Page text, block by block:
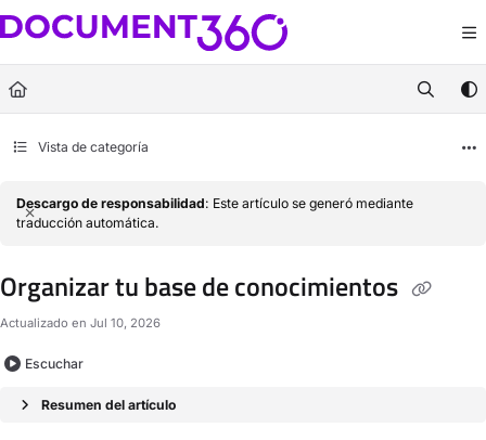
Documentation Index
Fetch the complete documentation index at:https://docs.document360.com/
Use this file to discover all available pages before exploring further.
Vista de categoría
Descargo de responsabilidad: Este artículo se generó mediante
traducción automática.
Organizar tu base de conocimientos
Actualizado en Jul 10, 2026
Escuchar
Resumen del artículo